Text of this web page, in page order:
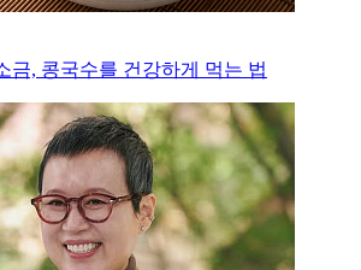
금, 콩국수를 건강하게 먹는 법